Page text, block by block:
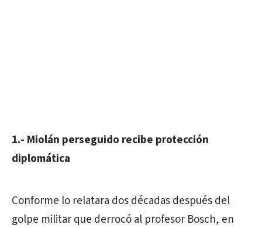
1.- Miolán perseguido recibe protección
diplomática
Conforme lo relatara dos décadas después del
golpe militar que derrocó al profesor Bosch, en